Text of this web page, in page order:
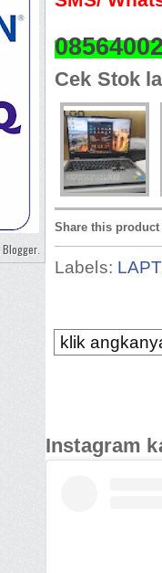
Cek Stok
Share this product
Labels:
klik
Instagram
Blogger.